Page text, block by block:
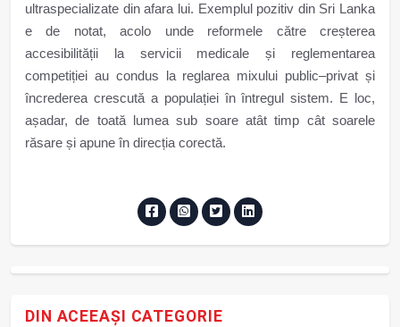
ultraspecializate din afara lui. Exemplul pozitiv din Sri Lanka
e de notat, acolo unde reformele către creșterea
accesibilității la servicii medicale și reglementarea
competiției au condus la reglarea mixului public–privat și
încrederea crescută a populației în întregul sistem. E loc,
așadar, de toată lumea sub soare atât timp cât soarele
răsare și apune în direcția corectă.
DIN ACEEAȘI CATEGORIE